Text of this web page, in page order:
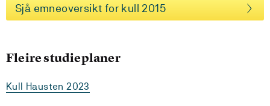
Sjå emneoversikt for kull 2015
Fleire studieplaner
Kull Hausten 2023